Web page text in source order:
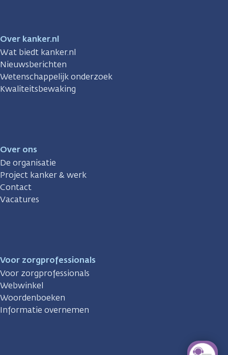
Over kanker.nl
Wat biedt kanker.nl
Nieuwsberichten
Wetenschappelijk onderzoek
Kwaliteitsbewaking
Over ons
De organisatie
Project kanker & werk
Contact
Vacatures
Voor zorgprofessionals
Voor zorgprofessionals
Webwinkel
Woordenboeken
Informatie overnemen